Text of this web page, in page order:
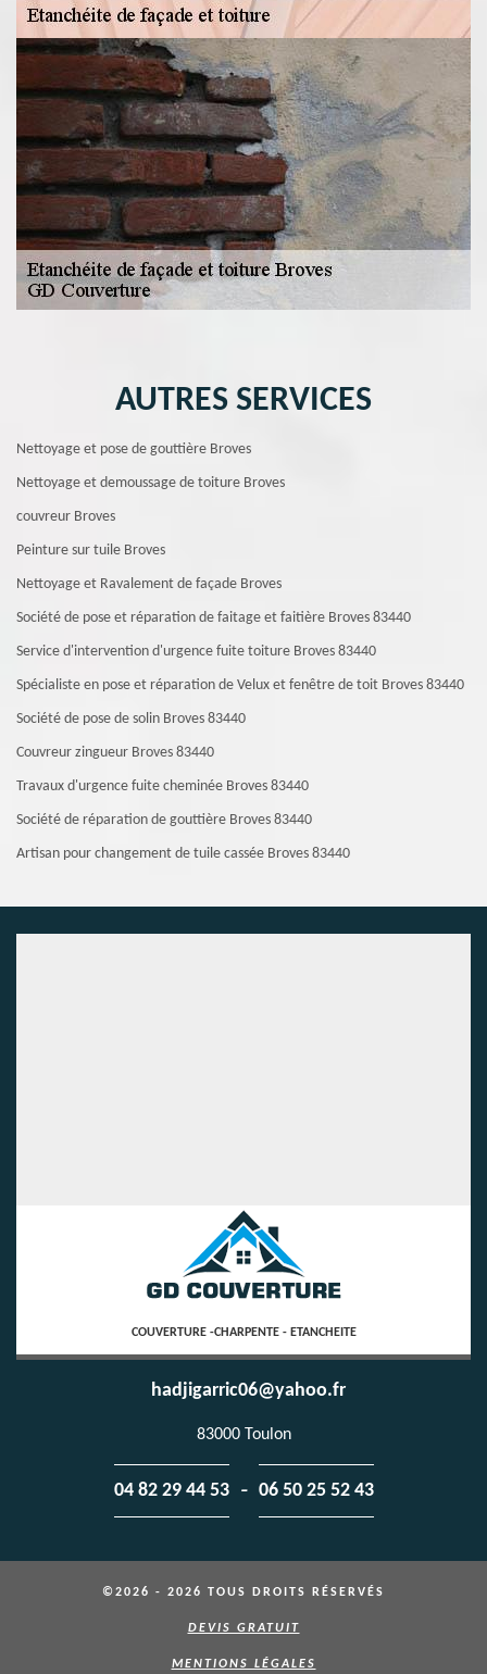
AUTRES SERVICES
Nettoyage et pose de gouttière Broves
Nettoyage et demoussage de toiture Broves
couvreur Broves
Peinture sur tuile Broves
Nettoyage et Ravalement de façade Broves
Société de pose et réparation de faitage et faitière Broves 83440
Service d'intervention d'urgence fuite toiture Broves 83440
Spécialiste en pose et réparation de Velux et fenêtre de toit Broves 83440
Société de pose de solin Broves 83440
Couvreur zingueur Broves 83440
Travaux d'urgence fuite cheminée Broves 83440
Société de réparation de gouttière Broves 83440
Artisan pour changement de tuile cassée Broves 83440
COUVERTURE -CHARPENTE - ETANCHEITE
hadjigarric06@yahoo.fr
83000 Toulon
04 82 29 44 53 - 06 50 25 52 43
©2026 - 2026 TOUS DROITS RÉSERVÉS
DEVIS GRATUIT
MENTIONS LÉGALES